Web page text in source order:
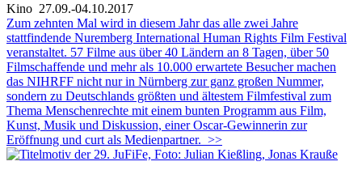
Kino 27.09.-04.10.2017
Zum zehnten Mal wird in diesem Jahr das alle zwei Jahre
stattfindende Nuremberg International Human Rights Film Festival
veranstaltet. 57 Filme aus über 40 Ländern an 8 Tagen, über 50
Filmschaffende und mehr als 10.000 erwartete Besucher machen
das NIHRFF nicht nur in Nürnberg zur ganz großen Nummer,
sondern zu Deutschlands größten und ältestem Filmfestival zum
Thema Menschenrechte mit einem bunten Programm aus Film,
Kunst, Musik und Diskussion, einer Oscar-Gewinnerin zur
Eröffnung und curt als Medienpartner. >>